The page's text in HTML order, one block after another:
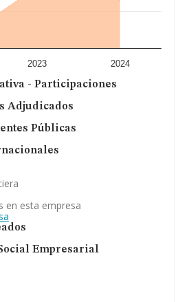
2023 2024
- Participaciones
Adjudicados
Públicas
en esta empresa
Empresarial